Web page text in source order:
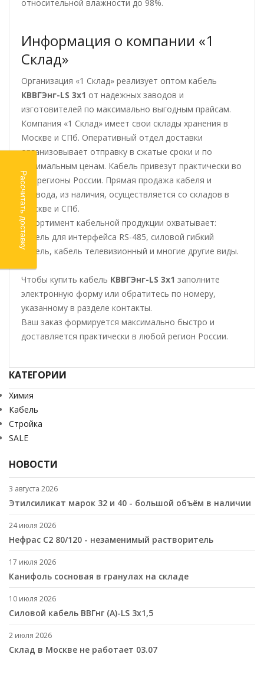
относительной влажности до 98%.
Информация о компании «1
Склад»
Организация «1 Склад» реализует оптом кабель
КВВГЭнг-LS 3х1 от надежных заводов и
изготовителей по максимально выгодным прайсам.
Компания «1 Склад» имеет свои склады хранения в
Москве и СПб. Оперативный отдел доставки
организовывает отправку в сжатые сроки и по
оптимальным ценам. Кабель привезут практически во
все регионы России. Прямая продажа кабеля и
провода, из наличия, осуществляется со складов в
Москве и СПб.
Ассортимент кабельной продукции охватывает:
кабель для интерфейса RS-485, силовой гибкий
кабель, кабель телевизионный и многие другие виды.
Чтобы купить кабель КВВГЭнг-LS 3х1 заполните
электронную форму или обратитесь по номеру,
указанному в разделе контакты.
Ваш заказ формируется максимально быстро и
доставляется практически в любой регион России.
КАТЕГОРИИ
Химия
Кабель
Стройка
SALE
НОВОСТИ
3 августа 2026
Этилсиликат марок 32 и 40 - большой объём в наличии
24 июля 2026
Нефрас С2 80/120 - незаменимый растворитель
17 июля 2026
Канифоль сосновая в гранулах на складе
10 июля 2026
Cиловой кабель ВВГнг (A)-LS 3х1,5
2 июля 2026
Склад в Москве не работает 03.07
Рассчитать доставку